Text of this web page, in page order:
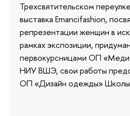
Трехсвятительском
выставка Emancifashion,
репрезентации женщин в
рамках экспозиции,
первокурсницами ОП
НИУ ВШЭ, свои работы
ОП «Дизайн одежды» Школы